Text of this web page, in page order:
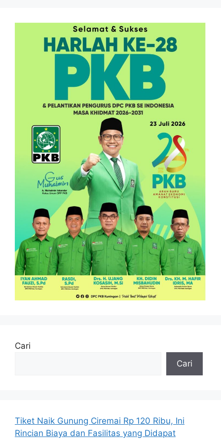
Cari
Cari
Tiket Naik Gunung Ciremai Rp 120 Ribu, Ini
Rincian Biaya dan Fasilitas yang Didapat